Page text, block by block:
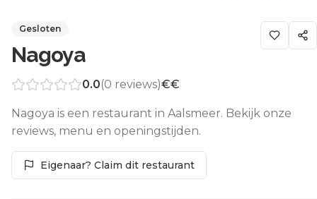
Gesloten
Nagoya
0.0(0 reviews)€€
Nagoya is een restaurant in Aalsmeer. Bekijk onze
reviews, menu en openingstijden.
Eigenaar? Claim dit restaurant